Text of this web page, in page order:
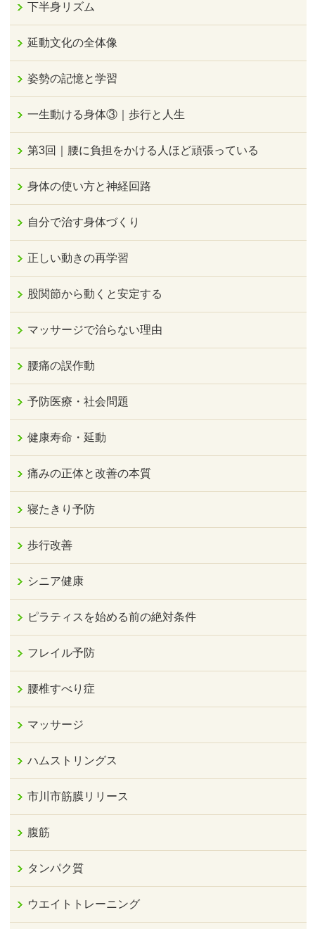
下半身リズム
延動文化の全体像
姿勢の記憶と学習
一生動ける身体③｜歩行と人生
第3回｜腰に負担をかける人ほど頑張っている
身体の使い方と神経回路
自分で治す身体づくり
正しい動きの再学習
股関節から動くと安定する
マッサージで治らない理由
腰痛の誤作動
予防医療・社会問題
健康寿命・延動
痛みの正体と改善の本質
寝たきり予防
歩行改善
シニア健康
ピラティスを始める前の絶対条件
フレイル予防
腰椎すべり症
マッサージ
ハムストリングス
市川市筋膜リリース
腹筋
タンパク質
ウエイトトレーニング